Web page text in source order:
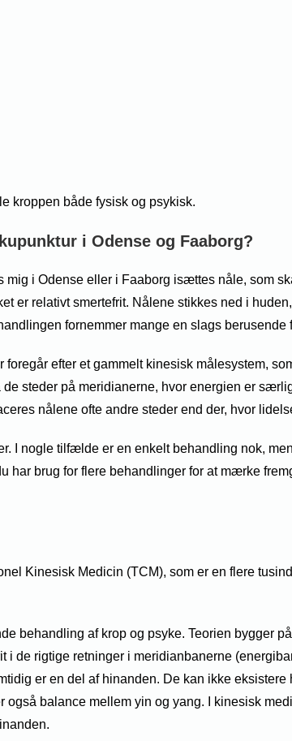
kroppen både fysisk og psykisk.
i Odense og Faaborg?
mig i Odense eller i Faaborg isættes nåle, som
er relativt smertefrit. Nålene stikkes ned i
fornemmer mange en slags
foregår efter et gammelt kinesisk målesystem,
steder på meridianerne, hvor energien er
nålene ofte andre steder end der, hvor
I nogle tilfælde er en enkelt behandling nok,
har brug for flere behandlinger for at mærke
Kinesisk Medicin (TCM), som er en flere
behandling af krop og psyke. Teorien bygger
i de rigtige retninger i meridianbanerne
er en del af hinanden. De kan ikke
også balance mellem yin og yang. I kinesisk